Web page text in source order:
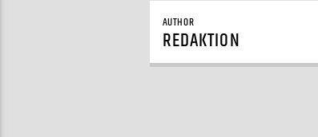
AUTHOR
REDAKTION